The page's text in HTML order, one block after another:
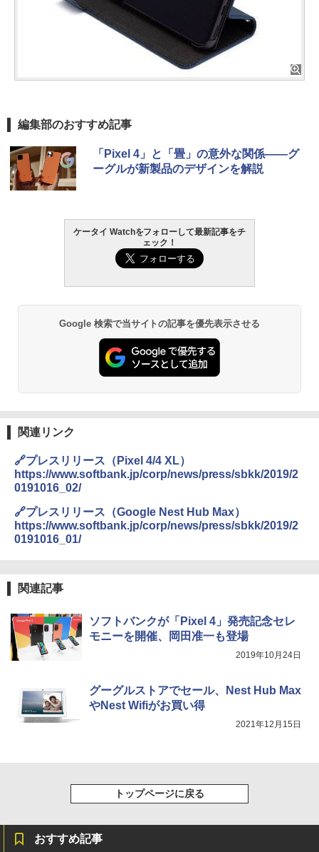
編集部のおすすめ記事
「Pixel 4」と「畳」の意外な関係――グ
ーグルが新製品のデザインを解説
ケータイ Watchをフォローして最新記事をチ
ェック！
Google 検索で当サイトの記事を優先表示させる
関連リンク
🔗プレスリリース（Pixel 4/4 XL）
https://www.softbank.jp/corp/news/press/sbkk/2019/2
0191016_02/
🔗プレスリリース（Google Nest Hub Max）
https://www.softbank.jp/corp/news/press/sbkk/2019/2
0191016_01/
関連記事
ソフトバンクが「Pixel 4」発売記念セレ
モニーを開催、岡田准一も登場
2019年10月24日
グーグルストアでセール、Nest Hub Max
やNest Wifiがお買い得
2021年12月15日
トップページに戻る
おすすめ記事